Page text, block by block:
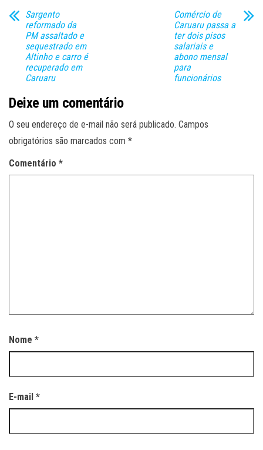
Sargento
reformado da
PM assaltado e
sequestrado em
Altinho e carro é
recuperado em
Caruaru
Comércio de
Caruaru passa a
ter dois pisos
salariais e
abono mensal
para
funcionários
Deixe um comentário
O seu endereço de e-mail não será publicado. Campos
obrigatórios são marcados com *
Comentário *
Nome *
E-mail *